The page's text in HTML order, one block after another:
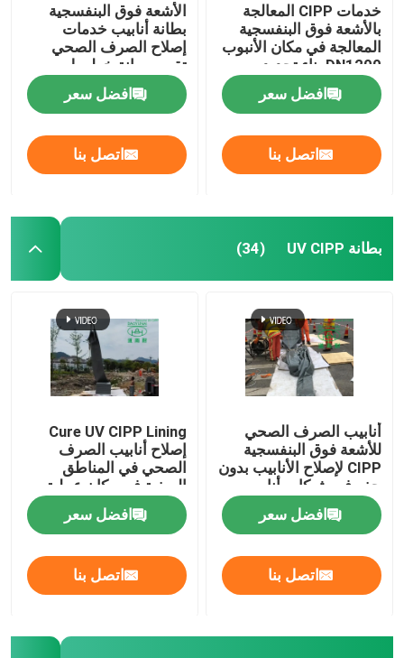
خدمات CIPP المعالجة
بالأشعة فوق البنفسجية
المعالجة في مكان الأنبوب
DN1200 بناء تجديد
المجاري
افضل سعر
اتصل بنا
الأشعة فوق البنفسجية
بطانة أنابيب خدمات
إصلاح الصرف الصحي
تقييم صيانة خطوط
الأنابيب البلدية
افضل سعر
اتصل بنا
بطانة UV CIPP (34)
أنابيب الصرف الصحي
للأشعة فوق البنفسجية
CIPP لإصلاح الأنابيب بدون
حفر في شبكات أنابيب
مياه الأمطار
افضل سعر
اتصل بنا
Cure UV CIPP Lining
إصلاح أنابيب الصرف
الصحي في المناطق
الريفية في مكان عملية
بطانة الأنابيب
افضل سعر
اتصل بنا